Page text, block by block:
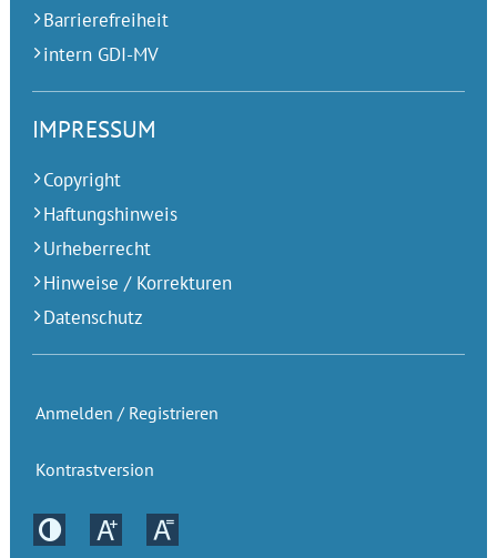
Barrierefreiheit
intern GDI-MV
IMPRESSUM
Copyright
Haftungshinweis
Urheberrecht
Hinweise / Korrekturen
Datenschutz
Anmelden / Registrieren
Kontrastversion
Kontrastversion